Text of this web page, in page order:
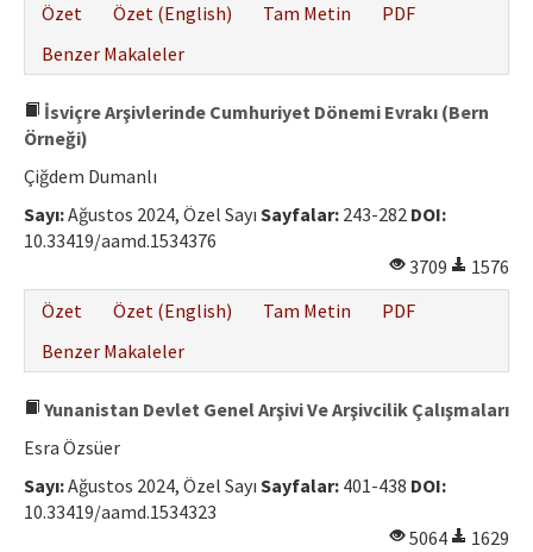
Özet
Özet (English) Tam Metin
PDF
Benzer Makaleler
İsviçre Arşivlerinde Cumhuriyet Dönemi Evrakı (Bern
Örneği)
Çiğdem Dumanlı
Sayı:Ağustos 2024, Özel Sayı Sayfalar: 243-282 DOI:
10.33419/aamd.1534376
3709
1576
Özet
Özet (English) Tam Metin
PDF
Benzer Makaleler
Yunanistan Devlet Genel Arşivi Ve Arşivcilik Çalışmaları
Esra Özsüer
Sayı:Ağustos 2024, Özel Sayı Sayfalar: 401-438 DOI:
10.33419/aamd.1534323
5064
1629